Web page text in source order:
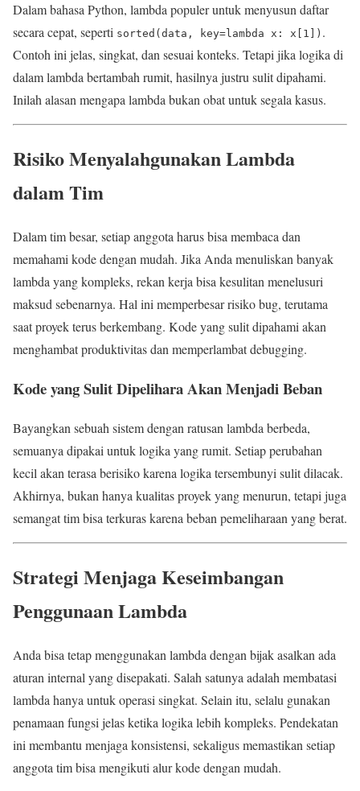
Dalam bahasa Python, lambda populer untuk menyusun daftar
secara cepat, seperti sorted(data, key=lambda x: x[1]) .
Contoh ini jelas, singkat, dan sesuai konteks. Tetapi jika logika di
dalam lambda bertambah rumit, hasilnya justru sulit dipahami.
Inilah alasan mengapa lambda bukan obat untuk segala kasus.
Risiko Menyalahgunakan Lambda
dalam Tim
Dalam tim besar, setiap anggota harus bisa membaca dan
memahami kode dengan mudah. Jika Anda menuliskan banyak
lambda yang kompleks, rekan kerja bisa kesulitan menelusuri
maksud sebenarnya. Hal ini memperbesar risiko bug, terutama
saat proyek terus berkembang. Kode yang sulit dipahami akan
menghambat produktivitas dan memperlambat debugging.
Kode yang Sulit Dipelihara Akan Menjadi Beban
Bayangkan sebuah sistem dengan ratusan lambda berbeda,
semuanya dipakai untuk logika yang rumit. Setiap perubahan
kecil akan terasa berisiko karena logika tersembunyi sulit dilacak.
Akhirnya, bukan hanya kualitas proyek yang menurun, tetapi juga
semangat tim bisa terkuras karena beban pemeliharaan yang berat.
Strategi Menjaga Keseimbangan
Penggunaan Lambda
Anda bisa tetap menggunakan lambda dengan bijak asalkan ada
aturan internal yang disepakati. Salah satunya adalah membatasi
lambda hanya untuk operasi singkat. Selain itu, selalu gunakan
penamaan fungsi jelas ketika logika lebih kompleks. Pendekatan
ini membantu menjaga konsistensi, sekaligus memastikan setiap
anggota tim bisa mengikuti alur kode dengan mudah.